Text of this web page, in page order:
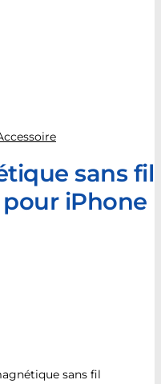
sans fil
pour iPhone
sans fil